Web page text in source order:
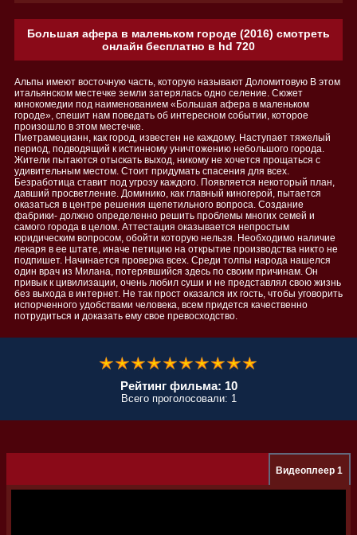
Большая афера в маленьком городе (2016) смотреть
онлайн бесплатно в hd 720
Альпы имеют восточную часть, которую называют Доломитовую В этом
итальянском местечке земли затерялась одно селение. Сюжет
кинокомедии под наименованием «Большая афера в маленьком
городе», спешит нам поведать об интересном событии, которое
произошло в этом местечке.
Пиетрамецианн, как город, известен не каждому. Наступает тяжелый
период, подводящий к истинному уничтожению небольшого города.
Жители пытаются отыскать выход, никому не хочется прощаться с
удивительным местом. Стоит придумать спасения для всех.
Безработица ставит под угрозу каждого. Появляется некоторый план,
давший просветление. Доминико, как главный киногерой, пытается
оказаться в центре решения щепетильного вопроса. Создание
фабрики- должно определенно решить проблемы многих семей и
самого города в целом. Аттестация оказывается непростым
юридическим вопросом, обойти которую нельзя. Необходимо наличие
лекаря в ее штате, иначе петицию на открытие производства никто не
подпишет. Начинается проверка всех. Среди толпы народа нашелся
один врач из Милана, потерявшийся здесь по своим причинам. Он
привык к цивилизации, очень любил суши и не представлял свою жизнь
без выхода в интернет. Не так прост оказался их гость, чтобы уговорить
испорченного удобствами человека, всем придется качественно
потрудиться и доказать ему свое превосходство.
Рейтинг фильма: 10
Всего проголосовали: 1
Видеоплеер 1